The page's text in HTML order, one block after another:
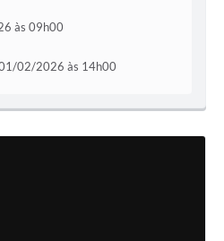
às 09h00
02/2026 às 14h00